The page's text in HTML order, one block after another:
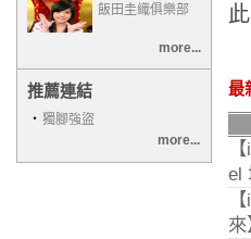
飯田圭織俱樂部
more...
推薦連結
‧ 獨腳強盜
more...
最
el